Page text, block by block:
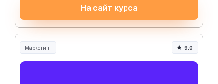
На сайт курса
Маркетинг 9.0